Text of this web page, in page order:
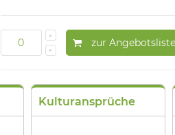
zur
Kulturansprüche